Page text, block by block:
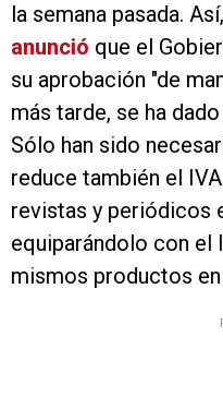
la semana pasada.
anunció que el
su aprobación "de
más tarde, se ha
Sólo han sido
reduce también el
revistas y periódicos
equiparándolo con el
mismos productos